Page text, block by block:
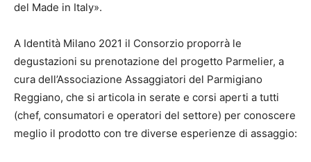
del Made in Italy».
A Identità Milano 2021 il Consorzio proporrà le
degustazioni su prenotazione del progetto Parmelier, a
cura dell’Associazione Assaggiatori del Parmigiano
Reggiano, che si articola in serate e corsi aperti a tutti
(chef, consumatori e operatori del settore) per conoscere
meglio il prodotto con tre diverse esperienze di assaggio: